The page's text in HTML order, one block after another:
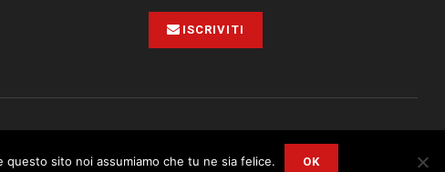
ISCRIVITI
Pubblicità Collabora con noi Contatto Privacy Policy
sito noi assumiamo che tu ne sia felice. OK